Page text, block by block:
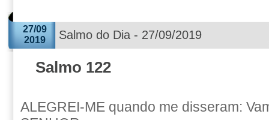
27/09
2019
Salmo do Dia - 27/09/2019
Salmo 122
ALEGREI-ME quando me disseram: